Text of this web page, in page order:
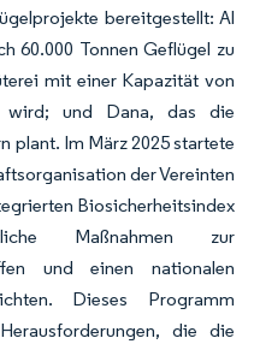
bereitgestellt: Al
60.000 Tonnen Geflügel zu
mit einer Kapazität von
wird; und Dana, das die
plant. Im März 2025 startete
der Vereinten
Biosicherheitsindex
Maßnahmen zur
und einen nationalen
Dieses Programm
die die